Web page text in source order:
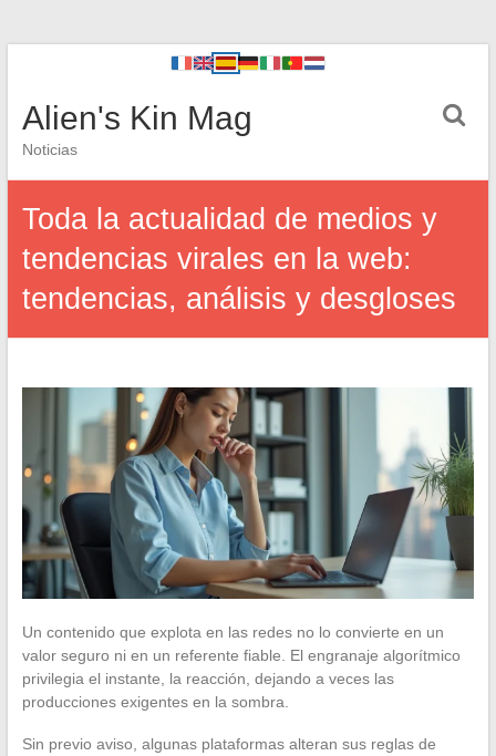
Alien's Kin Mag
Noticias
Toda la actualidad de medios y
tendencias virales en la web:
tendencias, análisis y desgloses
Un contenido que explota en las redes no lo convierte en un
valor seguro ni en un referente fiable. El engranaje algorítmico
privilegia el instante, la reacción, dejando a veces las
producciones exigentes en la sombra.
Sin previo aviso, algunas plataformas alteran sus reglas de